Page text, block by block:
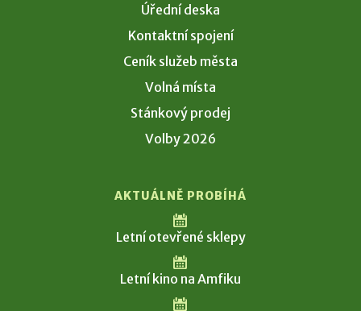
Úřední deska
Kontaktní spojení
Ceník služeb města
Volná místa
Stánkový prodej
Volby 2026
AKTUÁLNĚ PROBÍHÁ
Letní otevřené sklepy
Letní kino na Amfiku